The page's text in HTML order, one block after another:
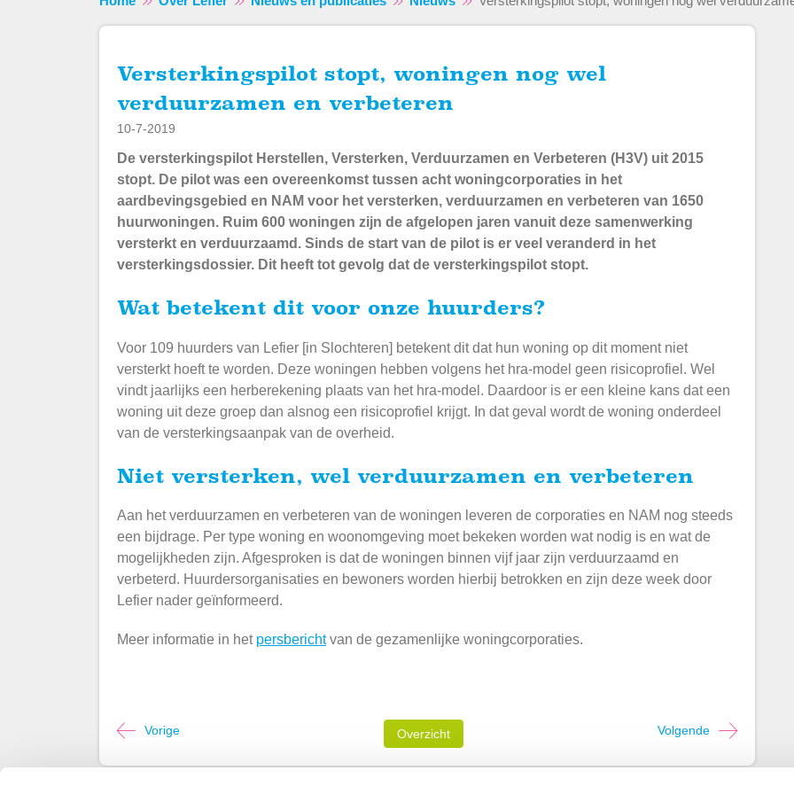
Versterkingspilot stopt, woningen nog wel
verduurzamen en verbeteren
10-7-2019
De versterkingspilot Herstellen, Versterken, Verduurzamen en Verbeteren (H3V) uit 2015
stopt. De pilot was een overeenkomst tussen acht woningcorporaties in het
aardbevingsgebied en NAM voor het versterken, verduurzamen en verbeteren van 1650
huurwoningen. Ruim 600 woningen zijn de afgelopen jaren vanuit deze samenwerking
versterkt en verduurzaamd. Sinds de start van de pilot is er veel veranderd in het
versterkingsdossier. Dit heeft tot gevolg dat de versterkingspilot stopt.
Wat betekent dit voor onze huurders?
Voor 109 huurders van Lefier [in Slochteren] betekent dit dat hun woning op dit moment niet
versterkt hoeft te worden. Deze woningen hebben volgens het hra-model geen risicoprofiel. Wel
vindt jaarlijks een herberekening plaats van het hra-model. Daardoor is er een kleine kans dat een
woning uit deze groep dan alsnog een risicoprofiel krijgt. In dat geval wordt de woning onderdeel
van de versterkingsaanpak van de overheid.
Niet versterken, wel verduurzamen en verbeteren
Aan het verduurzamen en verbeteren van de woningen leveren de corporaties en NAM nog steeds
een bijdrage. Per type woning en woonomgeving moet bekeken worden wat nodig is en wat de
mogelijkheden zijn. Afgesproken is dat de woningen binnen vijf jaar zijn verduurzaamd en
verbeterd. Huurdersorganisaties en bewoners worden hierbij betrokken en zijn deze week door
Lefier nader geïnformeerd.
Meer informatie in het persberichtvan de gezamenlijke woningcorporaties.
Volgende
Overzicht
Vorige